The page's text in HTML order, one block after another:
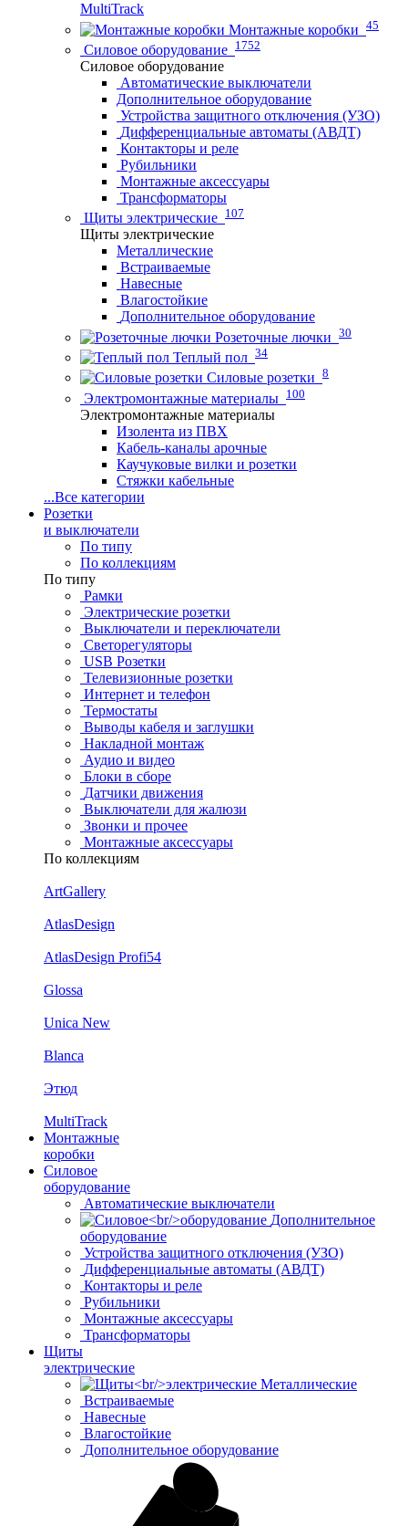
MultiTrack
Монтажные коробки 45
Силовое оборудование 1752
Силовое оборудование
Автоматические выключатели
Дополнительное оборудование
Устройства защитного отключения (УЗО)
Дифференциальные автоматы (АВДТ)
Контакторы и реле
Рубильники
Монтажные аксессуары
Трансформаторы
Щиты электрические 107
Щиты электрические
Металлические
Встраиваемые
Навесные
Влагостойкие
Дополнительное оборудование
Розеточные лючки 30
Теплый пол 34
Силовые розетки 8
Электромонтажные материалы 100
Электромонтажные материалы
Изолента из ПВХ
Кабель-каналы арочные
Каучуковые вилки и розетки
Стяжки кабельные
...Все категории
Розетки
и выключатели
По типу
По коллекциям
По типу
Рамки
Электрические розетки
Выключатели и переключатели
Светорегуляторы
USB Розетки
Телевизионные розетки
Интернет и телефон
Термостаты
Выводы кабеля и заглушки
Накладной монтаж
Аудио и видео
Блоки в сборе
Датчики движения
Выключатели для жалюзи
Звонки и прочее
Монтажные аксессуары
По коллекциям
ArtGallery
AtlasDesign
AtlasDesign Profi54
Glossa
Unica New
Blanca
Этюд
MultiTrack
Монтажные
коробки
Силовое
оборудование
Автоматические выключатели
Дополнительное
оборудование
Устройства защитного отключения (УЗО)
Дифференциальные автоматы (АВДТ)
Контакторы и реле
Рубильники
Монтажные аксессуары
Трансформаторы
Щиты
электрические
Металлические
Встраиваемые
Навесные
Влагостойкие
Дополнительное оборудование